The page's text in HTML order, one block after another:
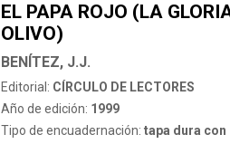
EL PAPA ROJO (LA
OLIVO)
BENÍTEZ, J.J.
Editorial: CÍRCULO DE LECTORES
Año de edición: 1999
Tipo de encuadernación: tapa dura con